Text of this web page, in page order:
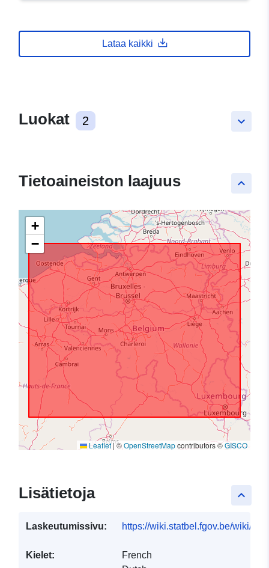
Lataa kaikki
keyboard_arrow_down
Luokat 2
keyboard_arrow_up
Tietoaineiston laajuus
+
−
Leaflet|©OpenStreetMapcontributors ©GISCO
keyboard_arrow_up
Lisätietoja
Laskeutumissivu: https://wiki.statbel.fgov.be/wiki/
Kielet:
French